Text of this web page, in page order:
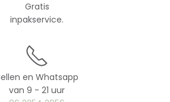
Gratis
inpakservice.
en Whatsapp
van 9 - 21 uur